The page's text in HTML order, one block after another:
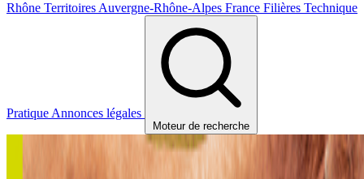
Rhône Territoires Auvergne-Rhône-Alpes France Filières Technique
Pratique Annonces légales
Moteur de recherche